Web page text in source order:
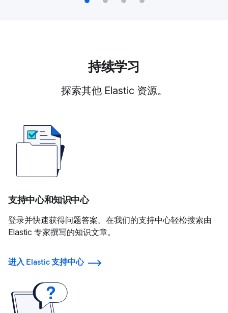
1 2 3 4
持续学习
探索其他 Elastic 资源。
支持中心和知识中心
登录并快速获得问题答案。在我们的支持中心轻松搜索由
Elastic 专家撰写的知识文章。
进入 Elastic 支持中心